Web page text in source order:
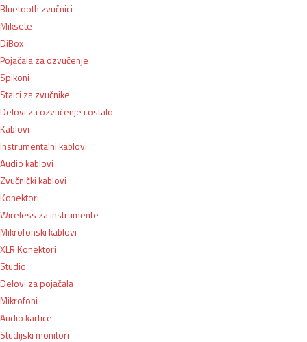
Bluetooth zvučnici
Miksete
DiBox
Pojačala za ozvučenje
Spikoni
Stalci za zvučnike
Delovi za ozvučenje i ostalo
Kablovi
Instrumentalni kablovi
Audio kablovi
Zvučnički kablovi
Konektori
Wireless za instrumente
Mikrofonski kablovi
XLR Konektori
Studio
Delovi za pojačala
Mikrofoni
Audio kartice
Studijski monitori